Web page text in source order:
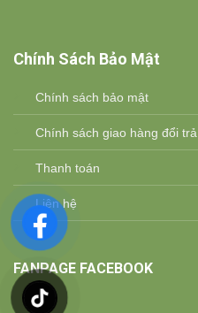
Chính Sách Bảo Mật
Chính sách bảo mật
Chính sách giao hàng đổi trả
Thanh toán
Liên hệ
FANPAGE FACEBOOK